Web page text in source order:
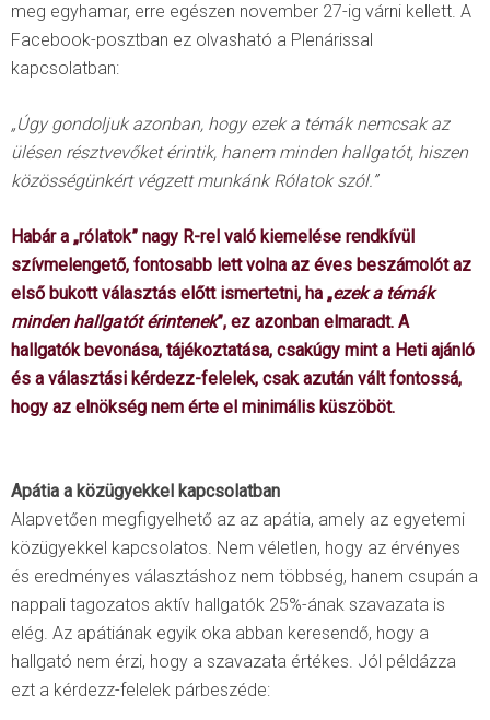
meg egyhamar, erre egészen november 27-ig várni kellett. A
Facebook-posztban ez olvasható a Plenárissal
kapcsolatban:
„Úgy gondoljuk azonban, hogy ezek a témák nemcsak az
ülésen résztvevőket érintik, hanem minden hallgatót, hiszen
közösségünkért végzett munkánk Rólatok szól.”
Habár a „rólatok” nagy R-rel való kiemelése rendkívül
szívmelengető, fontosabb lett volna az éves beszámolót az
első bukott választás előtt ismertetni, ha „ezek a témák
minden hallgatót érintenek”, ez azonban elmaradt. A
hallgatók bevonása, tájékoztatása, csakúgy mint a Heti ajánló
és a választási kérdezz-felelek, csak azután vált fontossá,
hogy az elnökség nem érte el minimális küszöböt.
Apátia a közügyekkel kapcsolatban
Alapvetően megfigyelhető az az apátia, amely az egyetemi
közügyekkel kapcsolatos. Nem véletlen, hogy az érvényes
és eredményes választáshoz nem többség, hanem csupán a
nappali tagozatos aktív hallgatók 25%-ának szavazata is
elég. Az apátiának egyik oka abban keresendő, hogy a
hallgató nem érzi, hogy a szavazata értékes. Jól példázza
ezt a kérdezz-felelek párbeszéde: